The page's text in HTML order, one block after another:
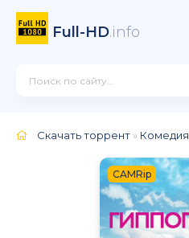
Full-HD.info
Скачать торрент » Комедия
CAMRip